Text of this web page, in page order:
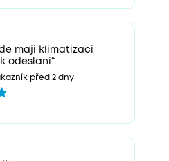
maji klimatizaci
odeslani“
před 2 dny